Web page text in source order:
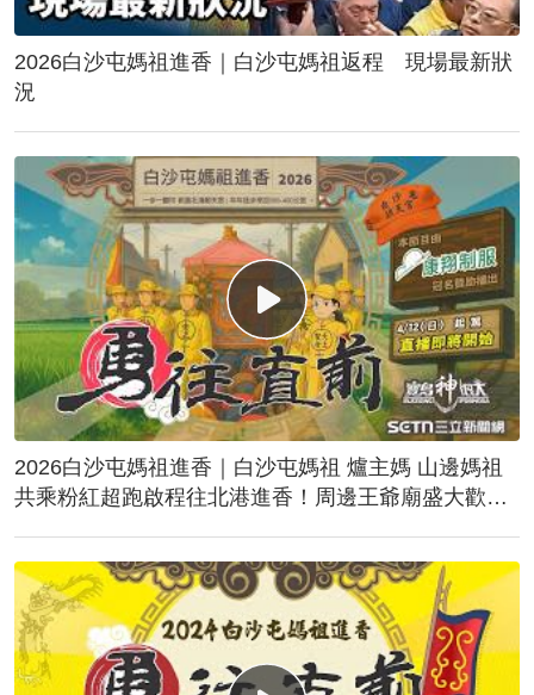
2026白沙屯媽祖進香｜白沙屯媽祖返程 現場最新狀
況
2026白沙屯媽祖進香｜白沙屯媽祖 爐主媽 山邊媽祖
共乘粉紅超跑啟程往北港進香！周邊王爺廟盛大歡